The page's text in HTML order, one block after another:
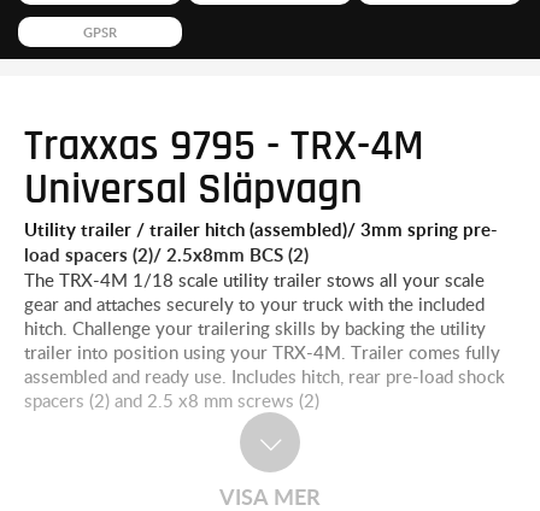
GPSR
Traxxas 9795 - TRX-4M
Universal Släpvagn
Utility trailer / trailer hitch (assembled)/ 3mm spring pre-
load spacers (2)/ 2.5x8mm BCS (2)
The TRX-4M 1/18 scale utility trailer stows all your scale
gear and attaches securely to your truck with the included
hitch. Challenge your trailering skills by backing the utility
trailer into position using your TRX-4M. Trailer comes fully
assembled and ready use. Includes hitch, rear pre-load shock
spacers (2) and 2.5 x8 mm screws (2)
VISA MER